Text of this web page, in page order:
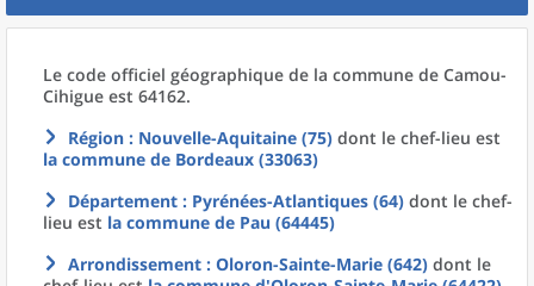
Le code officiel géographique de la commune de Camou-
Cihigue est 64162.
Région : Nouvelle-Aquitaine (75) dont le chef-lieu est
la commune de Bordeaux (33063)
Département : Pyrénées-Atlantiques (64) dont le chef-
lieu est la commune de Pau (64445)
Arrondissement : Oloron-Sainte-Marie (642) dont le